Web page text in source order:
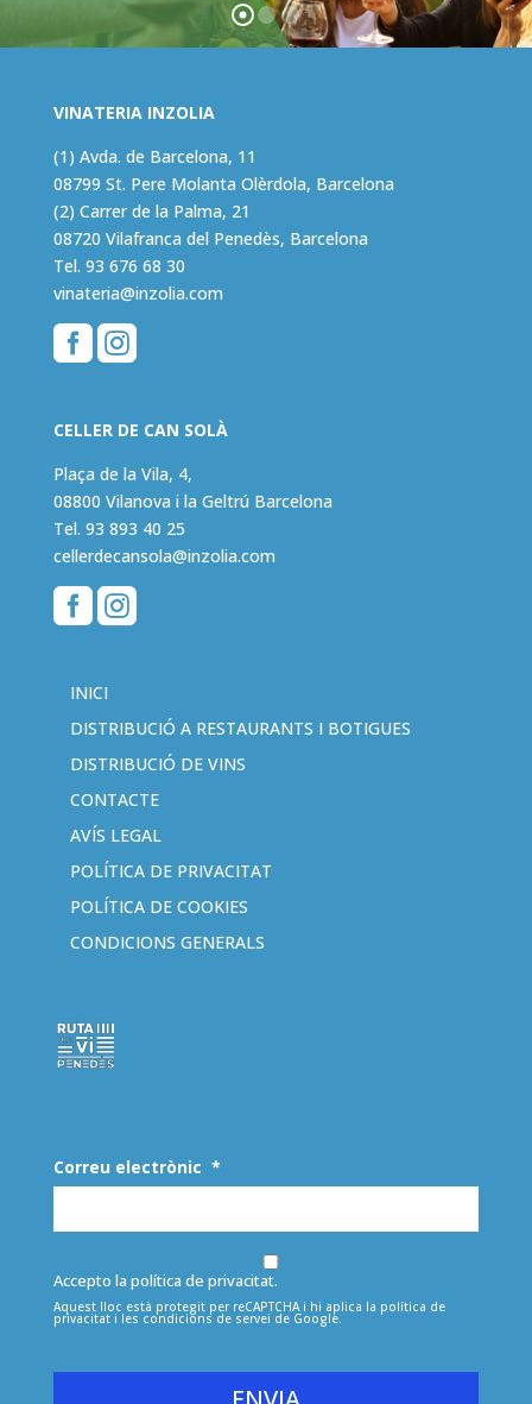
VINATERIA INZOLIA
(1) Avda. de Barcelona, 11
08799 St. Pere Molanta Olèrdola, Barcelona
(2) Carrer de la Palma, 21
08720 Vilafranca del Penedès, Barcelona
Tel. 93 676 68 30
vinateria@inzolia.com

CELLER DE CAN SOLÀ
Plaça de la Vila, 4,
08800 Vilanova i la Geltrú Barcelona
Tel. 93 893 40 25
cellerdecansola@inzolia.com
 
INICI
DISTRIBUCIÓ A RESTAURANTS I BOTIGUES
DISTRIBUCIÓ DE VINS
CONTACTE
AVÍS LEGAL
POLÍTICA DE PRIVACITAT
POLÍTICA DE COOKIES
CONDICIONS GENERALS
Correu electrònic *
Accepto la política de privacitat.
Aquest lloc està protegit per reCAPTCHA i hi aplica la política de
privacitati les condicions de servei de Google.